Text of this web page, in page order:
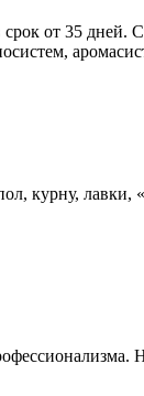
от 35 дней.
курну,